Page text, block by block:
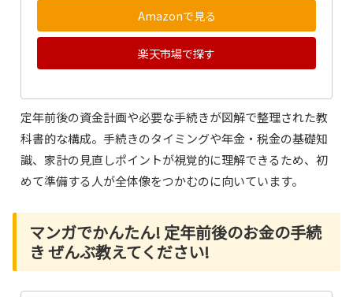
Amazonで見る
楽天市場で探す
定年前後の資金計画や必要な手続きが図解で整理された教
科書的な構成。手続きのタイミングや年金・税金の基礎知
識、家計の見直しポイントが視覚的に理解できるため、初
めて準備する人が全体像をつかむのに向いています。
マンガでかんたん! 定年前後のお金の手続
き ぜんぶ教えてください!